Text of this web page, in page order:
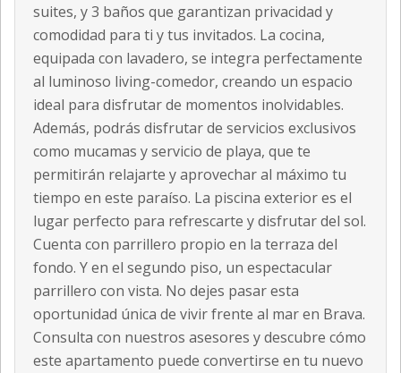
suites, y 3 baños que garantizan privacidad y
comodidad para ti y tus invitados. La cocina,
equipada con lavadero, se integra perfectamente
al luminoso living-comedor, creando un espacio
ideal para disfrutar de momentos inolvidables.
Además, podrás disfrutar de servicios exclusivos
como mucamas y servicio de playa, que te
permitirán relajarte y aprovechar al máximo tu
tiempo en este paraíso. La piscina exterior es el
lugar perfecto para refrescarte y disfrutar del sol.
Cuenta con parrillero propio en la terraza del
fondo. Y en el segundo piso, un espectacular
parrillero con vista. No dejes pasar esta
oportunidad única de vivir frente al mar en Brava.
Consulta con nuestros asesores y descubre cómo
este apartamento puede convertirse en tu nuevo